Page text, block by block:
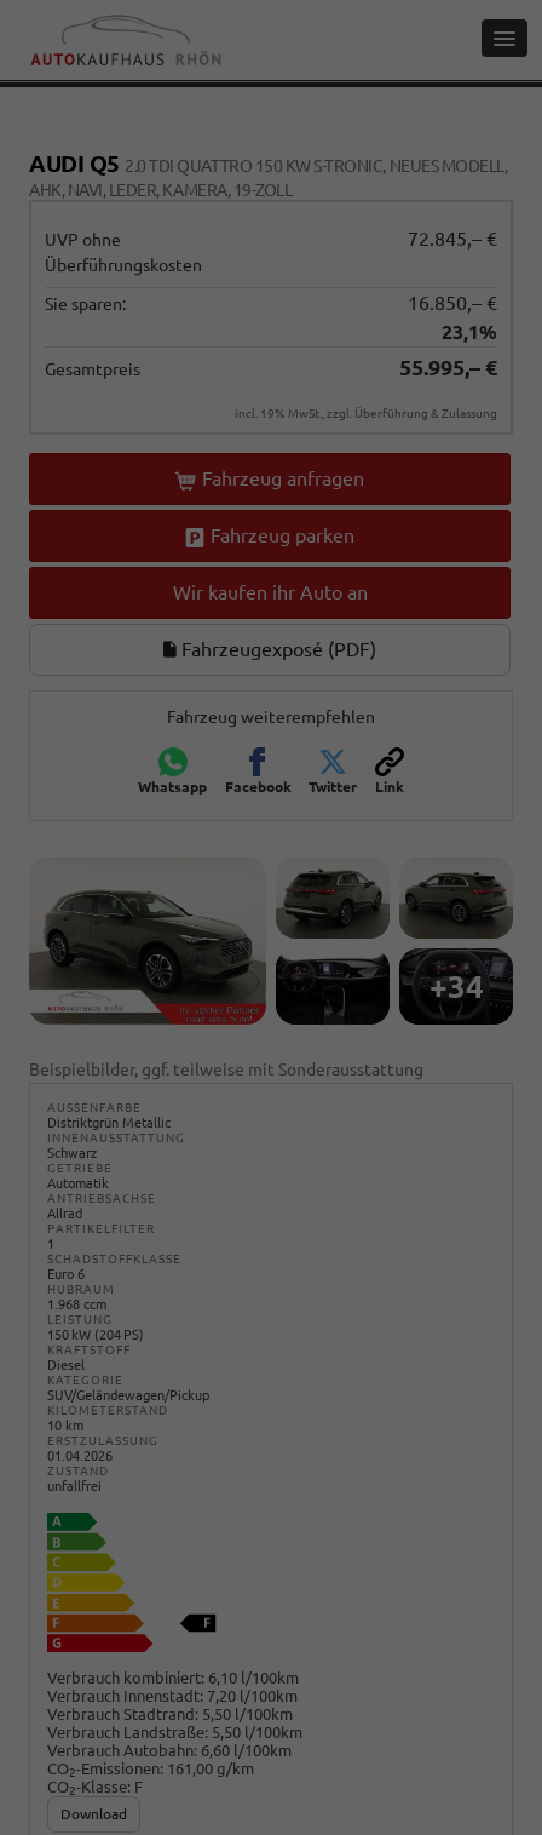
AUDI Q5 2.0 TDI QUATTRO 150 KW S-TRONIC, NEUES MODELL,
AHK, NAVI, LEDER, KAMERA, 19-ZOLL
UVP ohne
Überführungskosten
72.845,– €
Sie sparen:
16.850,– €
23,1%
Gesamtpreis 55.995,– €
incl. 19% MwSt., zzgl. Überführung & Zulassung
Fahrzeug anfragen
Fahrzeug parken
Wir kaufen ihr Auto an
Fahrzeugexposé (PDF)
Fahrzeug weiterempfehlen
Whatsapp Facebook Twitter Link
+34
Beispielbilder, ggf. teilweise mit Sonderausstattung
AUSSENFARBE
Distriktgrün Metallic
INNENAUSSTATTUNG
Schwarz
GETRIEBE
Automatik
ANTRIEBSACHSE
Allrad
PARTIKELFILTER
1
SCHADSTOFFKLASSE
Euro 6
HUBRAUM
1.968 ccm
LEISTUNG
150 kW (204 PS)
KRAFTSTOFF
Diesel
KATEGORIE
SUV/Geländewagen/Pickup
KILOMETERSTAND
10 km
ERSTZULASSUNG
01.04.2026
ZUSTAND
unfallfrei
Verbrauch kombiniert: 6,10 l/100km
Verbrauch Innenstadt: 7,20 l/100km
Verbrauch Stadtrand: 5,50 l/100km
Verbrauch Landstraße: 5,50 l/100km
Verbrauch Autobahn: 6,60 l/100km
CO2-Emissionen: 161,00 g/km
CO2-Klasse: F
Download